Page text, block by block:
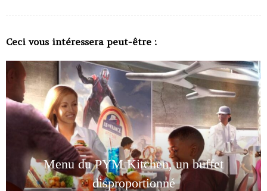
Ceci vous intéressera peut-être :
Menu du PYM Kitchen, un buffet
disproportionné